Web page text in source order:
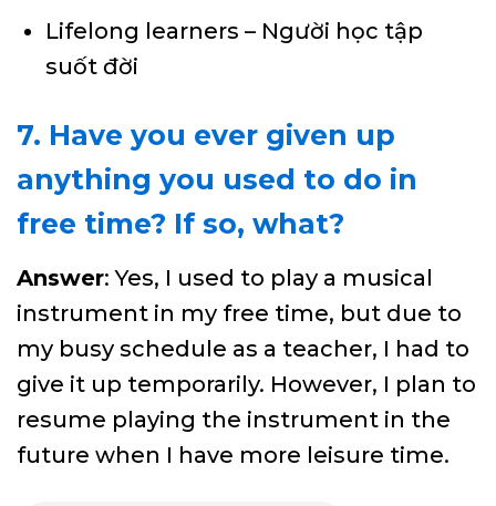
Lifelong learners – Người học tập
suốt đời
7. Have you ever given up
anything you used to do in
free time? If so, what?
Answer: Yes, I used to play a musical
instrument in my free time, but due to
my busy schedule as a teacher, I had to
give it up temporarily. However, I plan to
resume playing the instrument in the
future when I have more leisure time.